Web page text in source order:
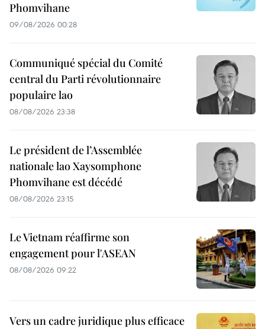
Phomvihane
09/08/2026 00:28
Communiqué spécial du Comité
central du Parti révolutionnaire
populaire lao
08/08/2026 23:38
Le président de l’Assemblée
nationale lao Xaysomphone
Phomvihane est décédé
08/08/2026 23:15
Le Vietnam réaffirme son
engagement pour l'ASEAN
08/08/2026 09:22
Vers un cadre juridique plus efficace